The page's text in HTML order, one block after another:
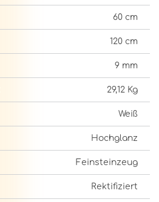
60 cm
120 cm
9 mm
29,12 Kg
Weiß
Hochglanz
Feinsteinzeug
Rektifiziert